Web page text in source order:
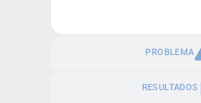
PROBLEMA
RESULTADOS